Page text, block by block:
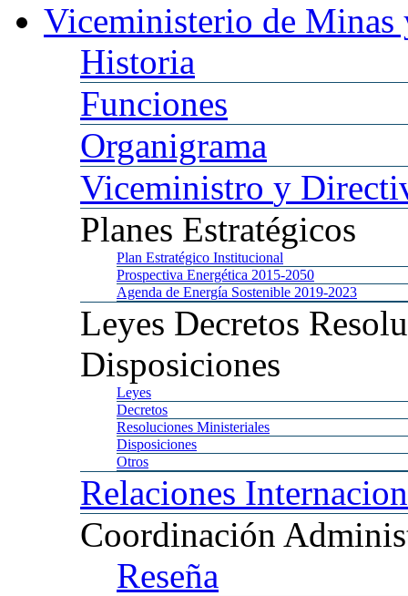
Viceministerio de Minas
Historia
Funciones
Organigrama
Viceministro y
Planes Estratégicos
Plan Estratégico Institucional
Prospectiva Energética 2015-2050
Agenda de Energía Sostenible 2019-2023
Leyes Decretos
Disposiciones
Leyes
Decretos
Resoluciones Ministeriales
Disposiciones
Otros
Relaciones
Coordinación
Reseña